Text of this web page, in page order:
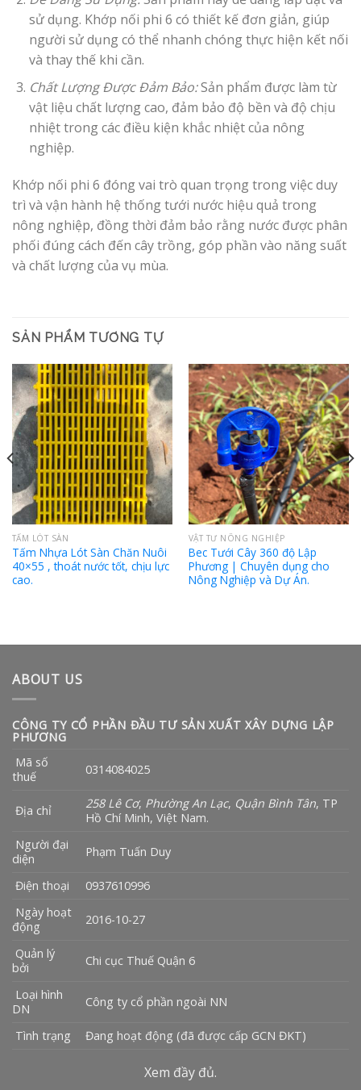
sử dụng. Khớp nối phi 6 có thiết kế đơn giản, giúp
người sử dụng có thể nhanh chóng thực hiện kết nối
và thay thế khi cần.
Chất Lượng Được Đảm Bảo:Sản phẩm được làm từ
vật liệu chất lượng cao, đảm bảo độ bền và độ chịu
nhiệt trong các điều kiện khắc nhiệt của nông
nghiệp.
Khớp nối phi 6 đóng vai trò quan trọng trong việc duy
trì và vận hành hệ thống tưới nước hiệu quả trong
nông nghiệp, đồng thời đảm bảo rằng nước được phân
phối đúng cách đến cây trồng, góp phần vào năng suất
và chất lượng của vụ mùa.
SẢN PHẨM TƯƠNG TỰ
TẤM LÓT SÀN
Tấm Nhựa Lót Sàn Chăn Nuôi
40×55 , thoát nước tốt, chịu lực
cao.
VẬT TƯ NÔNG NGHIỆP
Bec Tưới Cây 360 độ Lập
Phương | Chuyên dụng cho
Nông Nghiệp và Dự Án.
ABOUT US
CÔNG TY CỔ PHẦN ĐẦU TƯ SẢN XUẤT XÂY DỰNG LẬP
PHƯƠNG
Mã số
thuế
0314084025
Địa chỉ 258 Lê Cơ, Phường An Lạc, Quận Bình Tân, TP
Hồ Chí Minh, Việt Nam.
Người đại
diện
Phạm Tuấn Duy
Điện thoại
0937610996
Ngày hoạt
động
2016-10-27
Quản lý
bởi
Chi cục Thuế Quận 6
Loại hình
DN
Công ty cổ phần ngoài NN
Tình trạng Đang hoạt động (đã được cấp GCN ĐKT)
Xem đầy đủ.